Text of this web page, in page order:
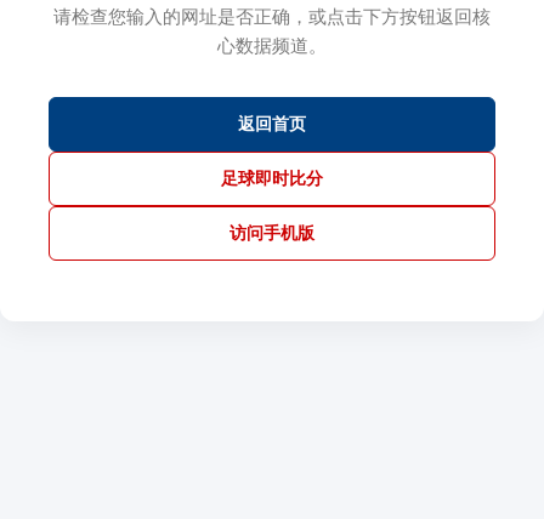
请检查您输入的网址是否正确，或点击下方按钮返回核
心数据频道。
返回首页
足球即时比分
访问手机版